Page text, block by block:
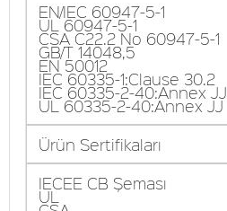
EN/IEC 60947-5-1
UL 60947-5-1
CSA C22.2 No 60947-5-1
GB/T 14048,5
EN 50012
IEC 60335-1:Clause 30.2
IEC 60335-2-40:Annex JJ
UL 60335-2-40:Annex JJ
Ürün Sertifikaları
IECEE CB Şeması
UL